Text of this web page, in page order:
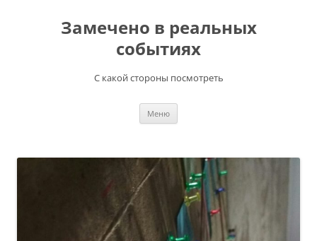
содержимомуЗамечено в реальных
событиях
С какой стороны посмотреть
Меню